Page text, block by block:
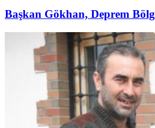
Başkan Gökhan, Deprem